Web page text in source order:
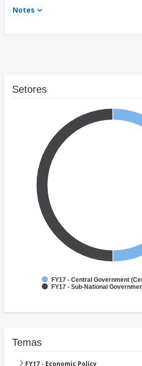
Notes
Setores
FY17 - Central Government
FY17 - Sub-National
Temas
FY17 - Economic Policy